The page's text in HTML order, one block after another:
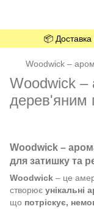
📦
Woodwick –
Woodwick –
дерев'яним
Woodwick –
для затишку та
Woodwick – це
створює унікальні
що потріскує,